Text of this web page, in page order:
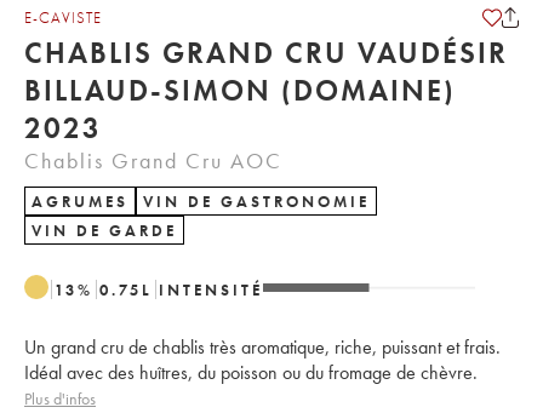
E-CAVISTE
CHABLIS GRAND CRU VAUDÉSIR
BILLAUD-SIMON (DOMAINE)
2023
Chablis Grand Cru AOC
AGRUMES
VIN DE GASTRONOMIE
VIN DE GARDE
13% 0.75 L INTENSITÉ
Un grand cru de chablis très aromatique, riche, puissant et frais.
Idéal avec des huîtres, du poisson ou du fromage de chèvre.
Plus d'infos